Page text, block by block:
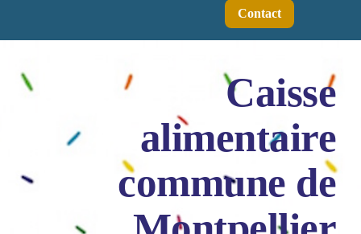
Contact
Caisse
alimentaire
commune de